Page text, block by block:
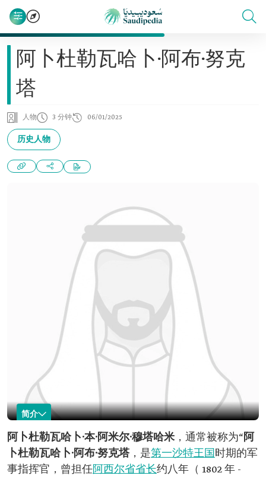
阿卜杜勒瓦哈卜·阿布·努克
塔
人物 3 分钟 06/01/2025
历史人物
简介
阿卜杜勒瓦哈卜·阿布·努克塔
姓名
阿卜杜勒瓦哈卜·阿布·努克塔。
类别
军事指挥官和阿西尔省省长。
阿卜杜勒瓦哈卜·本·阿米尔·穆塔哈米，通常被称为“阿
卜杜勒瓦哈卜·阿布·努克塔，是第一沙特王国时期的军
事指挥官，曾担任阿西尔省省长约八年（ 1802 年 -